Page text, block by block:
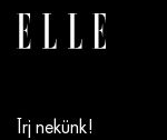
Írj nekünk!